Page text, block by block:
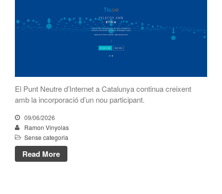
novembre 2021
octubre 2021
juny 2021
gener 2021
El Punt Neutre d’Internet a Catalunya continua creixent
amb la incorporació d’un nou participant.
09/06/2026
Ramon Vinyolas
Sense categoria
Read More